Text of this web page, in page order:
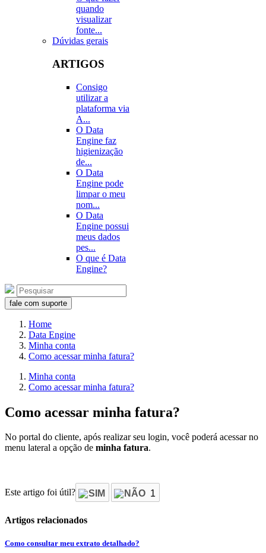
quando
visualizar
fonte...
Dúvidas gerais
ARTIGOS
Consigo
utilizar a
plataforma via
A...
O Data
Engine faz
higienização
de...
O Data
Engine pode
limpar o meu
nom...
O Data
Engine possui
meus dados
pes...
O que é Data
Engine?
fale com suporte
Home
Data Engine
Minha conta
Como acessar minha fatura?
Minha conta
Como acessar minha fatura?
Como acessar minha fatura?
No portal do cliente, após realizar seu login, você poderá acessar no
menu lateral a opção de minha fatura.
Este artigo foi útil? SIM NÃO 1
Artigos relacionados
Como consultar meu extrato detalhado?